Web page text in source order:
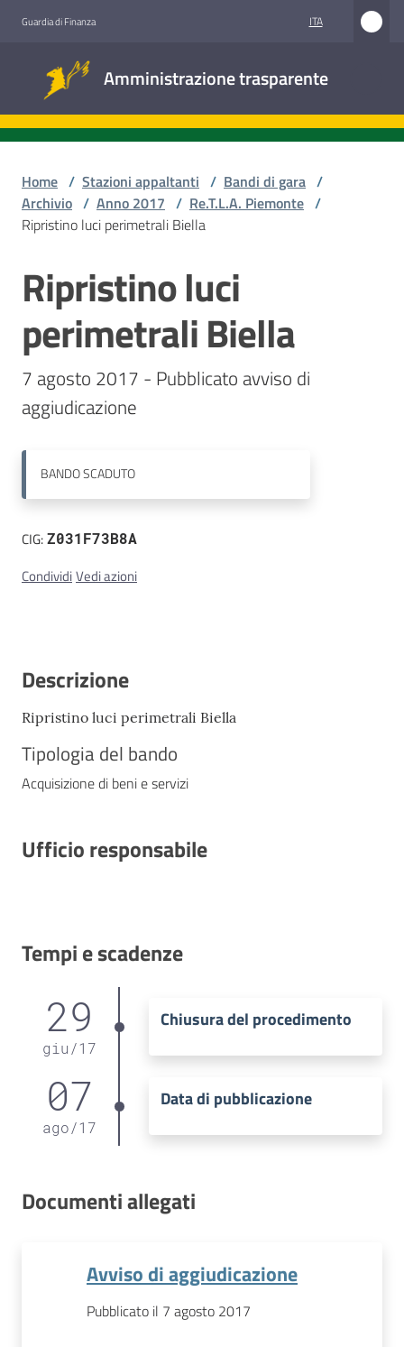
Guardia di Finanza ITA
Amministrazione trasparente
trasparente
Accesso
Stazioni
appaltanti
Contatti
Home / Stazioni appaltanti / Bandi di gara /
Archivio / Anno 2017 / Re.T.L.A. Piemonte /
Ripristino luci perimetrali Biella
Salta al contenuto
Ripristino luci
perimetrali Biella
7 agosto 2017 - Pubblicato avviso di
aggiudicazione
BANDOSCADUTO
CIG:Z031F73B8A
CondividiVedi azioni
Descrizione
Ripristino luci perimetrali Biella
Tipologia del bando
Acquisizione di beni e servizi
Ufficio responsabile
Tempi e scadenze
29
giu /17
Chiusura del procedimento
07
ago/17
Data di pubblicazione
Documenti allegati
Avviso di aggiudicazione
Pubblicato il 7 agosto 2017